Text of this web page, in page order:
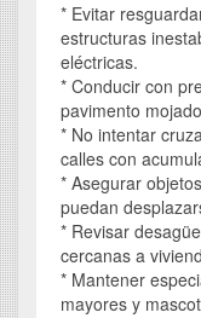
* Evitar
estructuras
eléctricas.
* Conducir con
pavimento
* No intentar
calles con
* Asegurar
puedan
* Revisar
cercanas a
* Mantener
mayores y